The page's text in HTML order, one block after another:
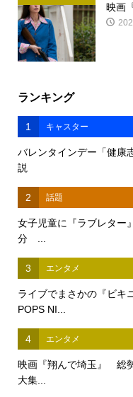
映画
ランキング
1 キャスター
バレンタインデー「健康
説
2 話題
女子児童に『ラブレタ
分 ...
3 エンタメ
ライブでまさかの『ビ
POPS NI...
4 エンタメ
映画『翔んで埼玉』 総
大集...